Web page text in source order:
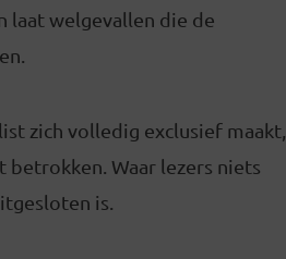
laat welgevallen die de
zich volledig exclusief maakt,
betrokken. Waar lezers niets
is.